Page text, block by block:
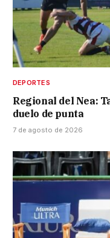
DEPORTES
Regional del Nea:
duelo de punta
7 de agosto de 2026